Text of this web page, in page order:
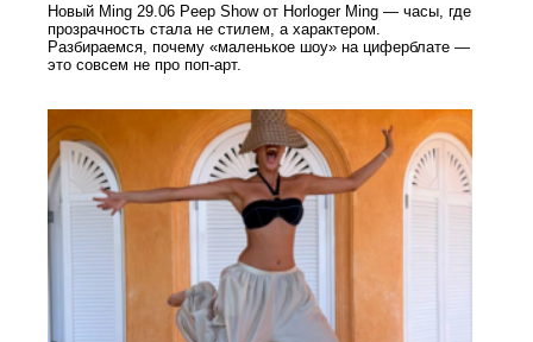
Новый Ming 29.06 Peep Show от Horloger Ming — часы, где
прозрачность стала не стилем, а характером.
Разбираемся, почему «маленькое шоу» на циферблате —
это совсем не про поп-арт.